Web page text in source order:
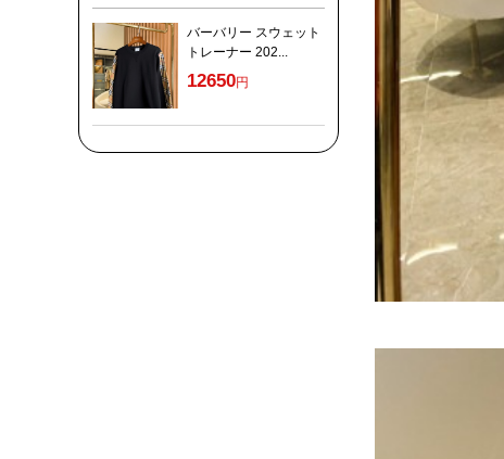
バーバリー スウェット
トレーナー 202...
12650円